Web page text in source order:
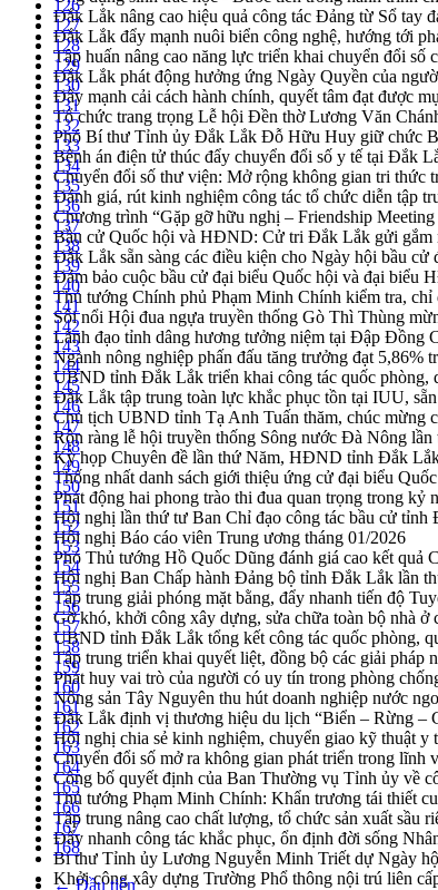
Đắk Lắk nâng cao hiệu quả công tác Đảng từ Sổ tay
Đắk Lắk đẩy mạnh nuôi biển công nghệ, hướng tới
Tập huấn nâng cao năng lực triển khai chuyển đổi số
Đắk Lắk phát động hưởng ứng Ngày Quyền của
Đẩy mạnh cải cách hành chính, quyết tâm đạt được
Tổ chức trang trọng Lễ hội Đền thờ Lương Văn
Phó Bí thư Tỉnh ủy Đắk Lắk Đỗ Hữu Huy giữ chức
Bệnh án điện tử thúc đẩy chuyển đổi số y tế tại Đắk
Chuyển đổi số thư viện: Mở rộng không gian tri thức
Đánh giá, rút kinh nghiệm công tác tổ chức diễn tập
Chương trình “Gặp gỡ hữu nghị – Friendship
Bầu cử Quốc hội và HĐND: Cử tri Đắk Lắk gửi gắm
Đắk Lắk sẵn sàng các điều kiện cho Ngày hội bầu
Đảm bảo cuộc bầu cử đại biểu Quốc hội và đại biểu
Thủ tướng Chính phủ Phạm Minh Chính kiểm tra,
Sôi nổi Hội đua ngựa truyền thống Gò Thì Thùng
Lãnh đạo tỉnh dâng hương tưởng niệm tại Đập Đồng
Ngành nông nghiệp phấn đấu tăng trưởng đạt 5,86%
UBND tỉnh Đắk Lắk triển khai công tác quốc phòng,
Đắk Lắk tập trung toàn lực khắc phục tồn tại IUU,
Chủ tịch UBND tỉnh Tạ Anh Tuấn thăm, chúc mừng
Rộn ràng lễ hội truyền thống Sông nước Đà Nông lần
Kỳ họp Chuyên đề lần thứ Năm, HĐND tỉnh Đắk
Thống nhất danh sách giới thiệu ứng cử đại biểu
Phát động hai phong trào thi đua quan trọng trong kỷ
Hội nghị lần thứ tư Ban Chỉ đạo công tác bầu cử tỉnh
Hội nghị Báo cáo viên Trung ương tháng 01/2026
Phó Thủ tướng Hồ Quốc Dũng đánh giá cao kết quả
Hội nghị Ban Chấp hành Đảng bộ tỉnh Đắk Lắk lần
Tập trung giải phóng mặt bằng, đẩy nhanh tiến độ
Gỡ khó, khởi công xây dựng, sửa chữa toàn bộ nhà ở
UBND tỉnh Đắk Lắk tổng kết công tác quốc phòng,
Tập trung triển khai quyết liệt, đồng bộ các giải pháp
Phát huy vai trò của người có uy tín trong phòng
Nông sản Tây Nguyên thu hút doanh nghiệp nước
Đắk Lắk định vị thương hiệu du lịch “Biển – Rừng –
Hội nghị chia sẻ kinh nghiệm, chuyển giao kỹ thuật y
Chuyển đổi số mở ra không gian phát triển trong lĩnh
Công bố quyết định của Ban Thường vụ Tỉnh ủy về
Thủ tướng Phạm Minh Chính: Khẩn trương tái thiết
Tập trung nâng cao chất lượng, tổ chức sản xuất sầu
Đẩy nhanh công tác khắc phục, ổn định đời sống
Bí thư Tỉnh ủy Lương Nguyễn Minh Triết dự Ngày
Khởi công xây dựng Trường Phổ thông nội trú liên
126
127
128
129
130
131
132
133
134
135
136
137
138
139
140
141
142
143
144
145
146
147
148
149
150
151
152
153
154
155
156
157
158
159
160
161
162
163
164
165
166
167
168
← Đầu tiên